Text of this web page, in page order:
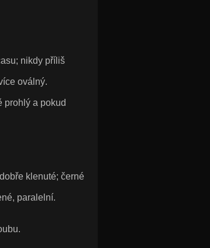
nikdy příliš
oválný.
prohlý a pokud
klenuté; černé
paralelní.